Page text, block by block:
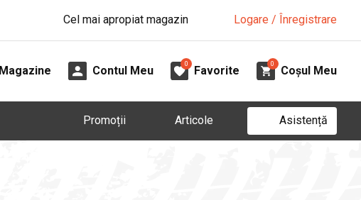
Cel mai apropiat magazin Logare / Înregistrare
Magazine Contul Meu
0
Favorite
0
Coșul Meu
Promoții Articole Asistență